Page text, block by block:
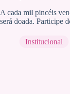
A cada mil pincéis
será doada. Participe
Institucional